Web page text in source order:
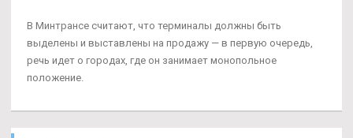
В Минтрансе считают, что терминалы должны быть
выделены и выставлены на продажу — в первую очередь,
речь идет о городах, где он занимает монопольное
положение.